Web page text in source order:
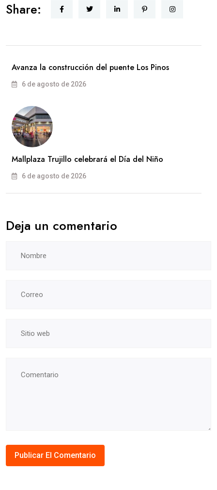
Share:
Avanza la construcción del puente Los Pinos
6 de agosto de 2026
Mallplaza Trujillo celebrará el Día del Niño
6 de agosto de 2026
Deja un comentario